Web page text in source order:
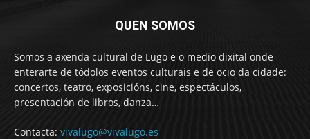
QUEN SOMOS
Somos a axenda cultural de Lugo e o medio dixital onde
enterarte de tódolos eventos culturais e de ocio da cidade:
concertos, teatro, exposicións, cine, espectáculos,
presentación de libros, danza…
Contacta: vivalugo@vivalugo.es